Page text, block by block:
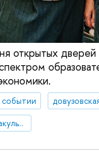
открытых дверей
Поступление в бакалавриат факультета права